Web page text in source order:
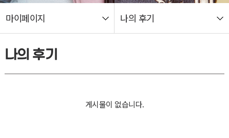
마이페이지 나의 후기
나의 후기
게시물이 없습니다.